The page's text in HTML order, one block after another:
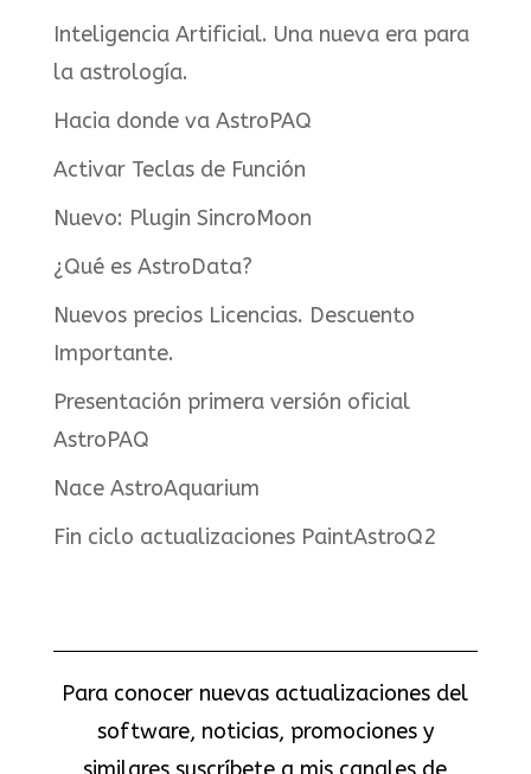
Inteligencia Artificial. Una nueva era para
la astrología.
Hacia donde va AstroPAQ
Activar Teclas de Función
Nuevo: Plugin SincroMoon
¿Qué es AstroData?
Nuevos precios Licencias. Descuento
Importante.
Presentación primera versión oficial
AstroPAQ
Nace AstroAquarium
Fin ciclo actualizaciones PaintAstroQ2
Para conocer nuevas actualizaciones del
software, noticias, promociones y